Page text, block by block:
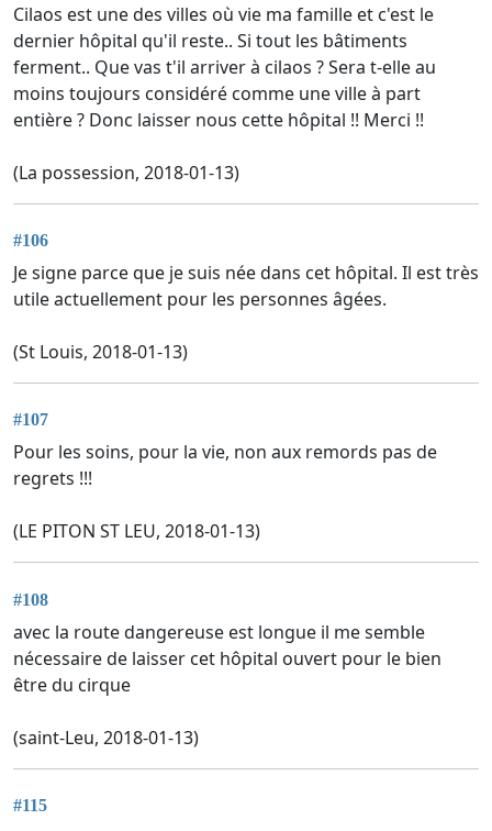
Cilaos est une des villes où vie ma famille et c'est le
dernier hôpital qu'il reste.. Si tout les bâtiments
ferment.. Que vas t'il arriver à cilaos ? Sera t-elle au
moins toujours considéré comme une ville à part
entière ? Donc laisser nous cette hôpital !! Merci !!
(La possession, 2018-01-13)
#106
Je signe parce que je suis née dans cet hôpital. Il est très
utile actuellement pour les personnes âgées.
(St Louis, 2018-01-13)
#107
Pour les soins, pour la vie, non aux remords pas de
regrets !!!
(LE PITON ST LEU, 2018-01-13)
#108
avec la route dangereuse est longue il me semble
nécessaire de laisser cet hôpital ouvert pour le bien
être du cirque
(saint-Leu, 2018-01-13)
#115